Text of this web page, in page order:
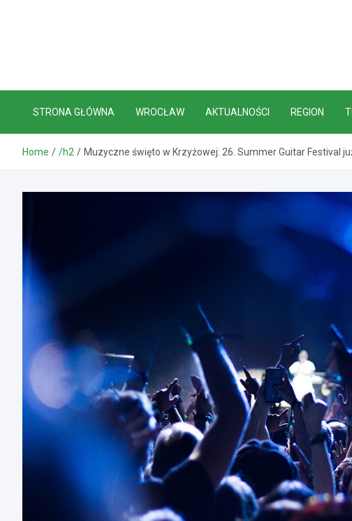
STRONA GŁÓWNA WROCŁAW AKTUALNOŚCI REGION
Home /h2 Muzyczne święto w Krzyżowej: 26. Summer Guitar Festival